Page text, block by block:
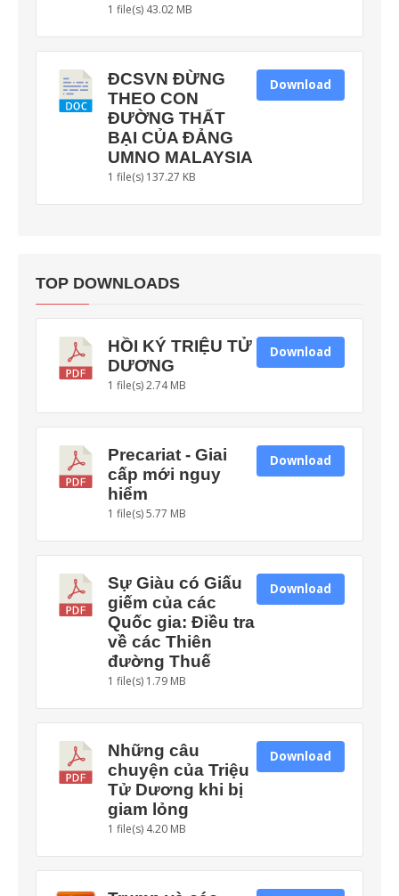
1 file(s) 43.02 MB
ĐCSVN ĐỪNG
THEO CON
ĐƯỜNG THẤT
BẠI CỦA ĐẢNG
UMNO MALAYSIA
1 file(s) 137.27 KB
Download
TOP DOWNLOADS
HỒI KÝ TRIỆU TỬ
DƯƠNG
1 file(s)2.74 MB
Download
Precariat - Giai
cấp mới nguy
hiểm
1 file(s)5.77 MB
Download
Sự Giàu có Giấu
giếm của các
Quốc gia: Điều tra
về các Thiên
đường Thuế
1 file(s) 1.79 MB
Download
Những câu
chuyện của Triệu
Tử Dương khi bị
giam lỏng
1 file(s) 4.20 MB
Download